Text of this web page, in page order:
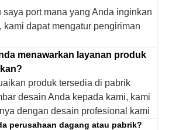
saya port mana yang Anda inginkan
kami dapat mengatur pengiriman
menawarkan layanan produk
produk tersedia di pabrik
desain Anda kepada kami, kami
dengan desain profesional kami
perusahaan dagang atau pabrik?